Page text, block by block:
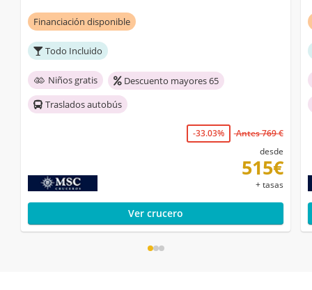
Financiación disponible
Todo Incluido
Niños gratis
Descuento mayores 65
Traslados autobús
-33.03%
Antes 769 €
desde
515€
+ tasas
Ver crucero